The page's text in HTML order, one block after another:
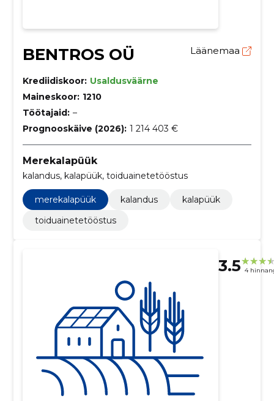
BENTROS OÜ Läänemaa
Krediidiskoor: Usaldusväärne
Maineskoor: 1210
Töötajaid: –
Prognooskäive (2026): 1 214 403 €
Merekalapüük
kalandus, kalapüük, toiduainetetööstus
merekalapüük kalandus
kalapüük
toiduainetetööstus
3.5 4